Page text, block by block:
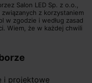
Salon LED Sp. z o.o.,
z korzystaniem
w zgodzie i według zasad
Wiem, że w każdej chwili
i projektowe